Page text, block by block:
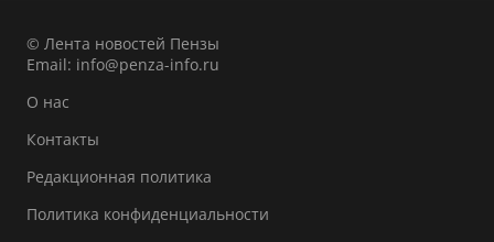
© Лента новостей Пензы
Email: info@penza-info.ru
О нас
Контакты
Редакционная политика
Политика конфиденциальности